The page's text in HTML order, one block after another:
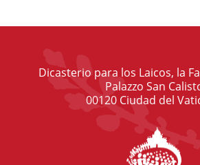
Dicasterio para los Laicos, la
Palazzo San
00120 Ciudad del